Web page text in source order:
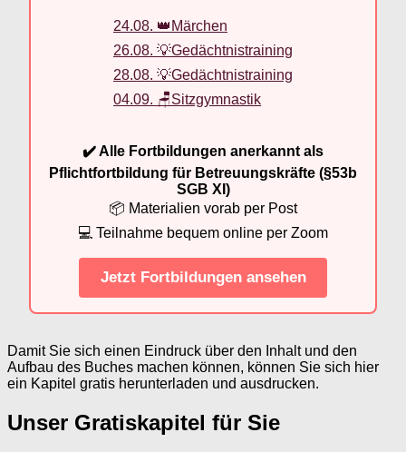
24.08. 👑Märchen
26.08. 💡Gedächtnistraining
28.08. 💡Gedächtnistraining
04.09. 🪑Sitzgymnastik
✔️ Alle Fortbildungen anerkannt als
Pflichtfortbildung für Betreuungskräfte (§53b
SGB XI)
📦 Materialien vorab per Post
💻 Teilnahme bequem online per Zoom
Jetzt Fortbildungen ansehen
Damit Sie sich einen Eindruck über den Inhalt und den
Aufbau des Buches machen können, können Sie sich hier
ein Kapitel gratis herunterladen und ausdrucken.
Unser Gratiskapitel für Sie